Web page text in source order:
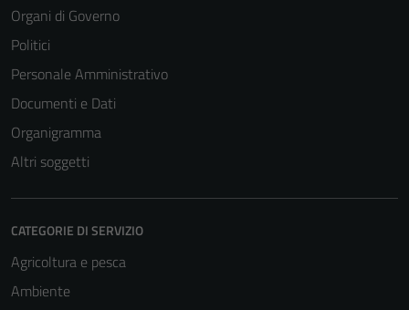
Organi di Governo
Politici
Personale Amministrativo
Documenti e Dati
Organigramma
Altri soggetti
CATEGORIE DI SERVIZIO
Agricoltura e pesca
Ambiente